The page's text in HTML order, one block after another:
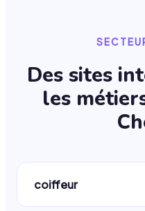
Des sites
les
coiffeur